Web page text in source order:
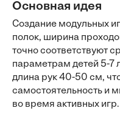
Основная идея
Создание модульных
полок, ширина
точно соответствуют
параметрам детей 5-7
длина рук 40-50 см,
самостоятельность и
во время активных игр.